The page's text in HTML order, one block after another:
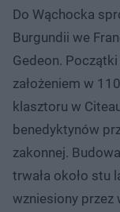
Do Wąchocka
Burgundii we
Gedeon.
założeniem w
klasztoru w
benedyktynów
zakonnej.
trwała około stu
wzniesiony przez